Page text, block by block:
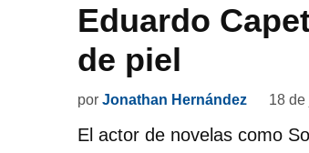
Eduardo
de piel
por Jonathan Hernández 18 de
El actor de novelas como